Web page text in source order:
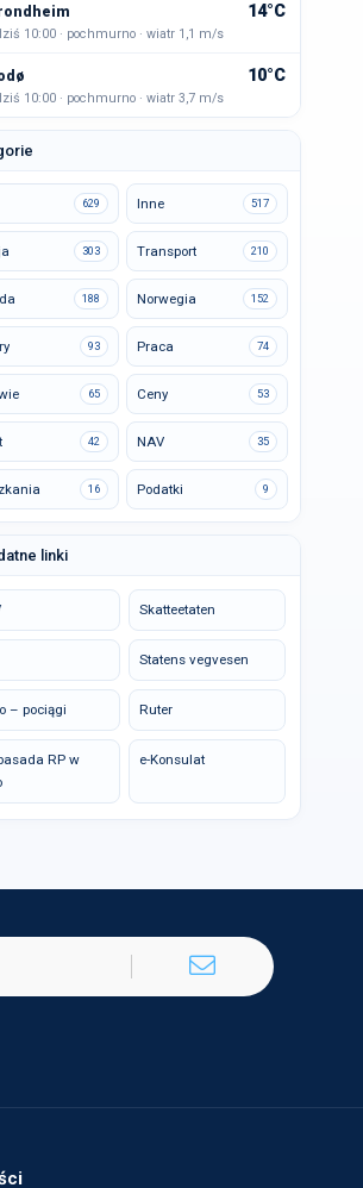
14°C
10:00 · pochmurno · wiatr 1,1 m/s
10°C
10:00 · pochmurno · wiatr 3,7 m/s
629 Inne 517
303 Transport 210
188 Norwegia 152
93 Praca 74
65 Ceny 53
42 NAV 35
16 Podatki 9
linki
Skatteetaten
Statens vegvesen
– pociągi Ruter
RP w
e-Konsulat